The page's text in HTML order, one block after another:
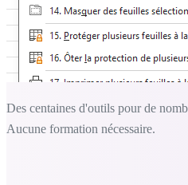
Des centaines d'outils pour de
Aucune formation nécessaire.